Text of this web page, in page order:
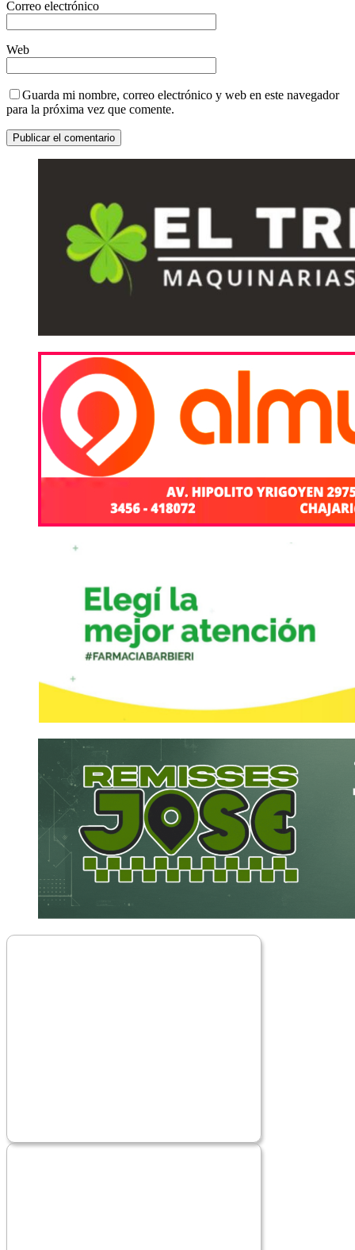
Correo electrónico
Web
Guarda mi nombre, correo electrónico y web en este navegador
para la próxima vez que comente.